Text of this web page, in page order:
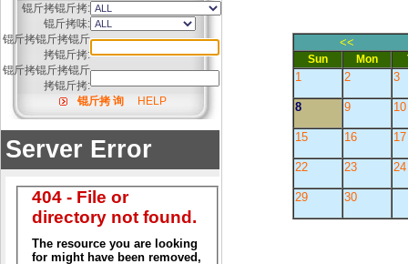
锟斤拷锟斤拷:
锟斤拷味:
锟斤拷锟斤拷锟斤
拷锟斤拷:
锟斤拷锟斤拷锟斤
拷锟斤拷:
锟斤拷 询
HELP
<<
Sun Mon
1 2 3
8 9 10
15 16 17
22 23 24
29 30